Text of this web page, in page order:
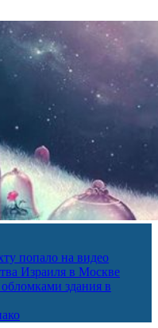
попало на видео
Израиля в Москве
здания в